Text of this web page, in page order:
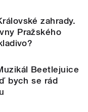
zahrady.
Pražského
Beetlejuice
bych se rád